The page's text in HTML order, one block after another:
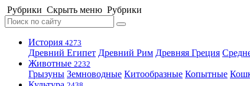
Рубрики Скрыть меню Рубрики
История 4273
Древний Египет Древний Рим Древняя Греция
Животные 2232
Грызуны Земноводные Китообразные Копытные